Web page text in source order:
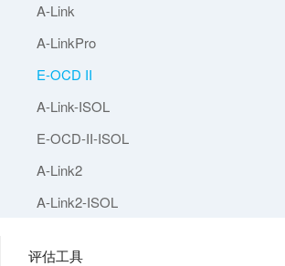
A-Link
A-LinkPro
E-OCD II
A-Link-ISOL
E-OCD-II-ISOL
A-Link2
A-Link2-ISOL
评估工具